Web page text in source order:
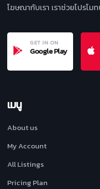
โฆษณากับเรา เราช่วยโปรโ
GET IN ON
Google Play
เมนู
About us
My Account
All Listings
Pricing Plan